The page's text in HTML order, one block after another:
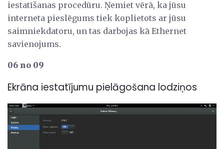
iestatīšanas procedūru. Ņemiet vērā, ka jūsu
interneta pieslēgums tiek koplietots ar jūsu
saimniekdatoru, un tas darbojas kā Ethernet
savienojums.
06 no 09
Ekrāna iestatījumu pielāgošana lodziņos